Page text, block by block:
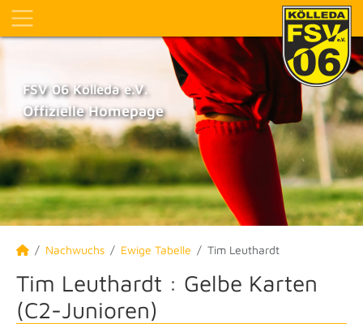
FSV 06 Kölleda e.V.
Offizielle Homepage
Nachwuchs Ewige Tabelle Tim Leuthardt
Tim Leuthardt : Gelbe Karten
(C2-Junioren)